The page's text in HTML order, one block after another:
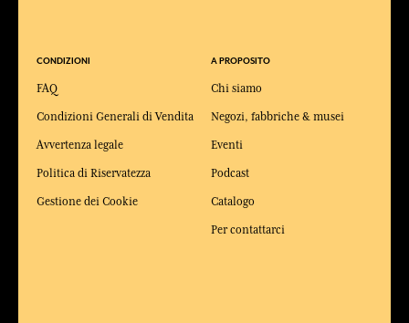
CONDIZIONI
FAQ
Condizioni Generali di Vendita
Avvertenza legale
Politica di Riservatezza
Gestione dei Cookie
A PROPOSITO
Chi siamo
Negozi, fabbriche & musei
Eventi
Podcast
Catalogo
Per contattarci